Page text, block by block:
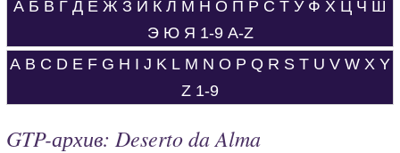
А Б В Г Д Е Ж З И К Л М Н О П Р С Т У Ф Х Ц Ч Ш
Э Ю Я 1-9 A-Z
A B C D E F G H I J K L M N O P Q R S T U V W X Y
Z 1-9
GTP-архив: Deserto da Alma